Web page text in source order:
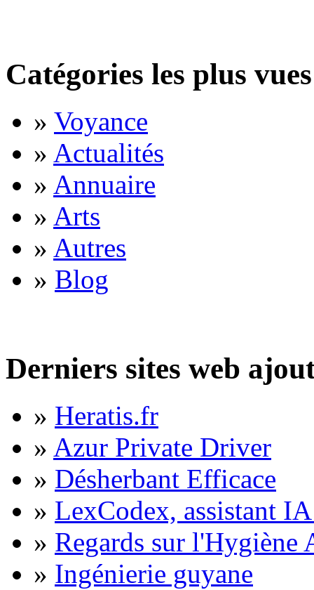
Catégories les plus vues
» Voyance
» Actualités
» Annuaire
» Arts
» Autres
» Blog
Derniers sites web
» Heratis.fr
» Azur Private Driver
» Désherbant Efficace
» LexCodex, assistant
» Regards sur l'Hygiène
» Ingénierie guyane